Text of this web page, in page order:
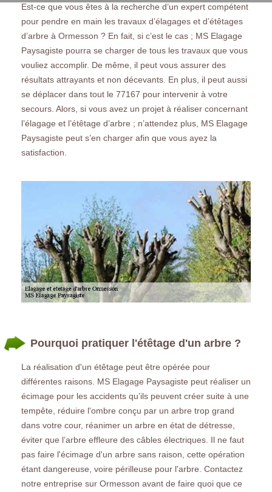
Est-ce que vous êtes à la recherche d’un expert compétent
pour pendre en main les travaux d’élagages et d’étêtages
d’arbre à Ormesson ? En fait, si c’est le cas ; MS Elagage
Paysagiste pourra se charger de tous les travaux que vous
vouliez accomplir. De même, il peut vous assurer des
résultats attrayants et non décevants. En plus, il peut aussi
se déplacer dans tout le 77167 pour intervenir à votre
secours. Alors, si vous avez un projet à réaliser concernant
l’élagage et l’étêtage d’arbre ; n’attendez plus, MS Elagage
Paysagiste peut s’en charger afin que vous ayez la
satisfaction.
Pourquoi pratiquer l'étêtage d'un arbre ?
La réalisation d'un étêtage peut être opérée pour
différentes raisons. MS Elagage Paysagiste peut réaliser un
écimage pour les accidents qu’ils peuvent créer suite à une
tempête, réduire l'ombre conçu par un arbre trop grand
dans votre cour, réanimer un arbre en état de détresse,
éviter que l’arbre effleure des câbles électriques. Il ne faut
pas faire l'écimage d'un arbre sans raison, cette opération
étant dangereuse, voire périlleuse pour l'arbre. Contactez
notre entreprise sur Ormesson avant de faire quoi que ce